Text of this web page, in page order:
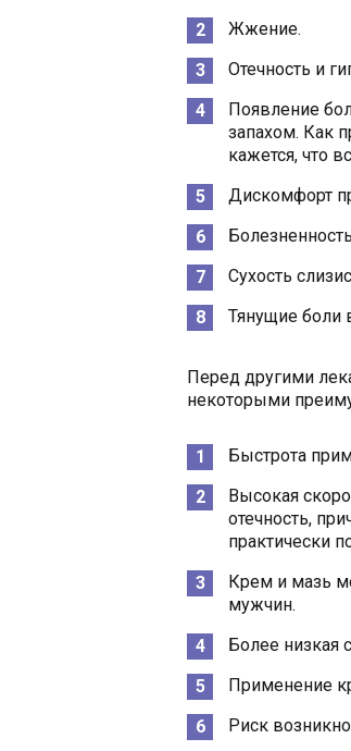
Жжение.
Отечность и
Появление
запахом. Как
кажется, что
Дискомфорт
Сухость
Тянущие боли
Перед другими
некоторыми
Быстрота
Высокая
отечность,
практически
Крем и мазь
мужчин.
Более низкая
Применение
Риск